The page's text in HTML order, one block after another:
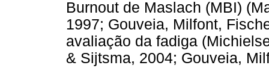
Burnout de Maslach (MBI)
1997; Gouveia, Milfont,
avaliação da fadiga
& Sijtsma, 2004; Gouveia,